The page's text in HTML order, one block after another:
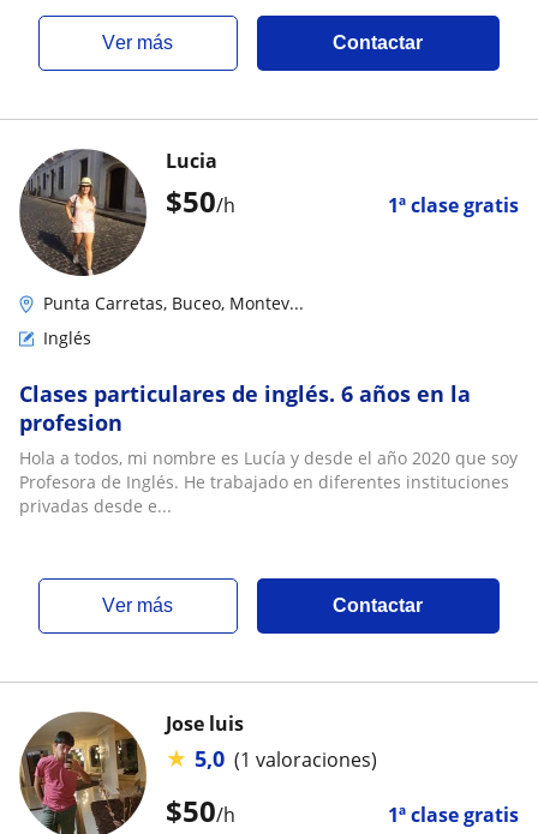
ver más Contactar
$50/h 1ª clase gratis
Lucia
Punta Carretas, Buceo, Montev...
Inglés
Clases particulares de inglés. 6 años en la
profesion
Hola a todos, mi nombre es Lucía y desde el año 2020 que soy
Profesora de Inglés. He trabajado en diferentes instituciones
privadas desde e...
ver más Contactar
$50/h 1ª clase gratis
Jose luis
★ 5,0 (1 valoraciones)